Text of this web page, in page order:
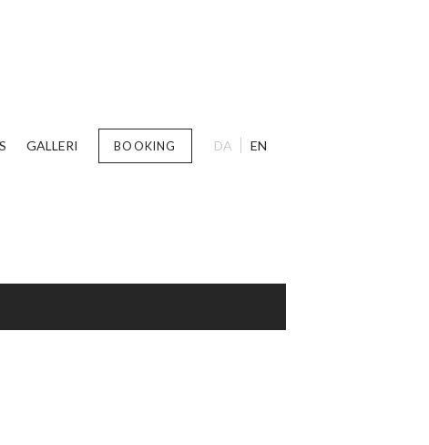
GALLERI BOOKING DA EN